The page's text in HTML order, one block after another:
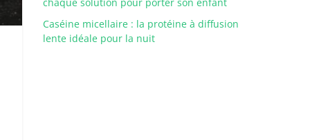
Caséine micellaire : la protéine à diffusion
lente idéale pour la nuit